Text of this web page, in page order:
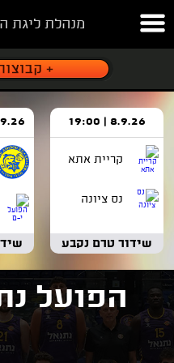
מנהלת ליגת
8.9.26 | 19:00
קריית אתא
נס ציונה
שידור טרם נקבע
8.9.26 |
הפועל